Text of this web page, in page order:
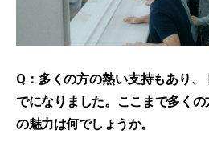
Q：多くの方の熱い支持もあり
でになりました。ここまで多く
の魅力は何でしょうか。